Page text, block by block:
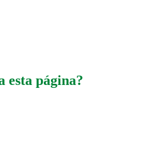
esta página?